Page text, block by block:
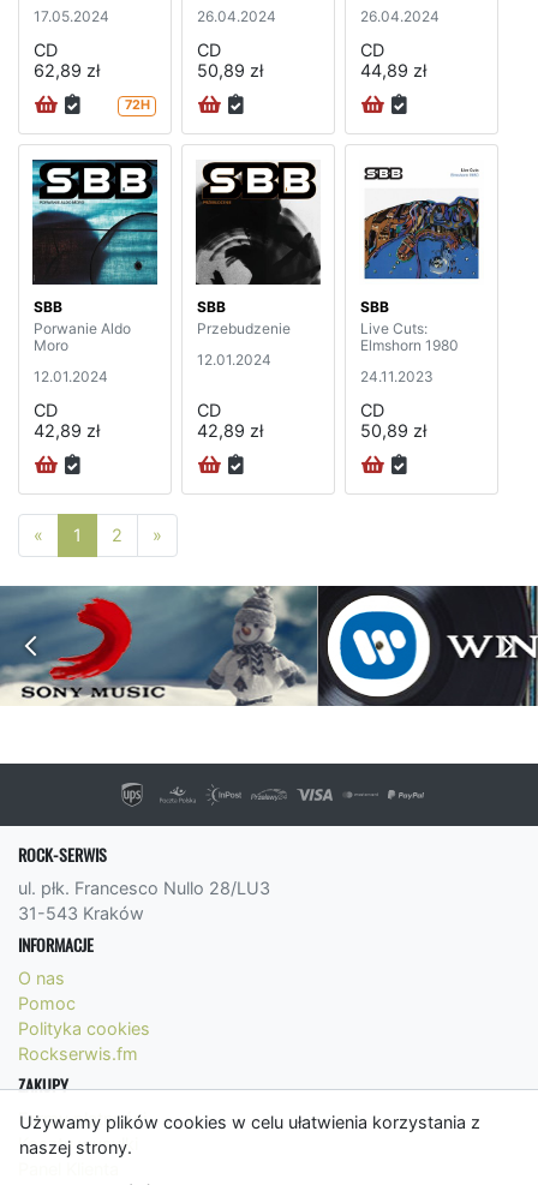
Używamy plików cookies w celu ułatwienia korzystania z
naszej strony.
17.05.2024
CD
62,89 zł
72H
26.04.2024
CD
50,89 zł
26.04.2024
CD
44,89 zł
SBB
Porwanie Aldo
Moro
12.01.2024
CD
42,89 zł
SBB
Przebudzenie
12.01.2024
CD
42,89 zł
SBB
Live Cuts:
Elmshorn 1980
24.11.2023
CD
50,89 zł
« Poprzednia strona
1 2 »
ROCK-SERWIS
ul. płk. Francesco Nullo 28/LU3
31-543 Kraków
INFORMACJE
O nas
Pomoc
Polityka cookies
Rockserwis.fm
ZAKUPY
Formy płatności
Koszty wysyłki